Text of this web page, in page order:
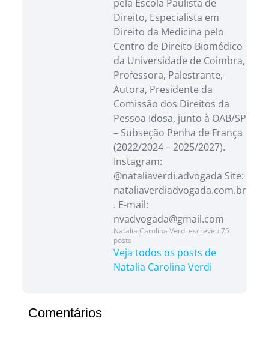
pela Escola Paulista de
Direito, Especialista em
Direito da Medicina pelo
Centro de Direito Biomédico
da Universidade de Coimbra,
Professora, Palestrante,
Autora, Presidente da
Comissão dos Direitos da
Pessoa Idosa, junto à OAB/SP
– Subseção Penha de França
(2022/2024 – 2025/2027).
Instagram:
@nataliaverdi.advogada Site:
nataliaverdiadvogada.com.br
. E-mail:
nvadvogada@gmail.com
Natalia Carolina Verdi escreveu 75
posts
Veja todos os posts de
Natalia Carolina Verdi
Comentários